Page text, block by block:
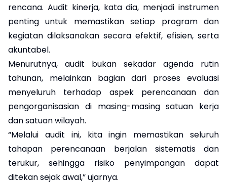
rencana. Audit kinerja, kata dia, menjadi instrumen
penting untuk memastikan setiap program dan
kegiatan dilaksanakan secara efektif, efisien, serta
akuntabel.
Menurutnya, audit bukan sekadar agenda rutin
tahunan, melainkan bagian dari proses evaluasi
menyeluruh terhadap aspek perencanaan dan
pengorganisasian di masing-masing satuan kerja
dan satuan wilayah.
“Melalui audit ini, kita ingin memastikan seluruh
tahapan perencanaan berjalan sistematis dan
terukur, sehingga risiko penyimpangan dapat
ditekan sejak awal,” ujarnya.